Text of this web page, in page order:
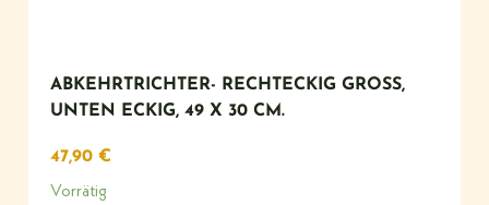
ABKEHRTRICHTER- RECHTECKIG GROSS, U
NTEN ECKIG, 49 X 30 CM.
47,90 €
Vorrätig